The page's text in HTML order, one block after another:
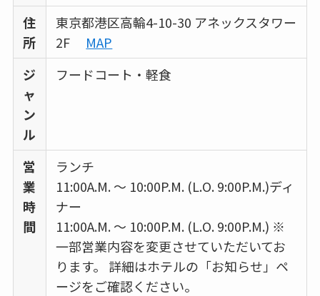
住
所
東京都港区高輪4-10-30 アネックスタワー
2F MAP
ジ
ャ
ン
ル
フードコート・軽食
営
業
時
間
ランチ
11:00A.M. ～ 10:00P.M. (L.O. 9:00P.M.)ディ
ナー
11:00A.M. ～ 10:00P.M. (L.O. 9:00P.M.) ※
一部営業内容を変更させていただいてお
ります。 詳細はホテルの「お知らせ」ペ
ージをご確認ください。